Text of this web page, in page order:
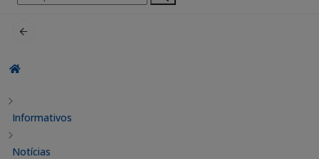
por:
Informativos
Notícias